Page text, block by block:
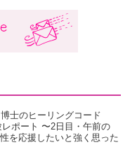
士のヒーリングコード
ポート 〜2日目・午前の
を応援したいと強く思った